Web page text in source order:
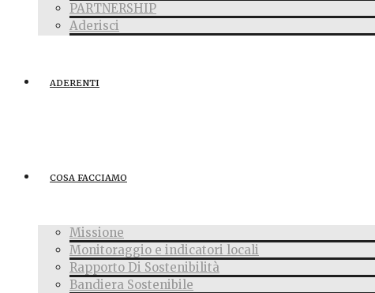
PARTNERSHIP
Aderisci
ADERENTI
COSA FACCIAMO
Missione
Monitoraggio e indicatori locali
Rapporto Di Sostenibilità
Bandiera Sostenibile